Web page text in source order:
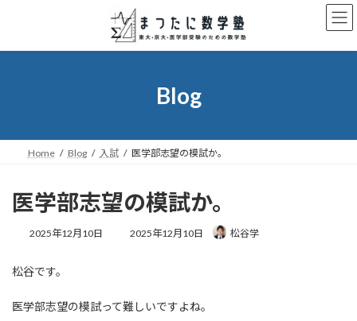
ン
ー
Blog
Home Blog 入試 医学部志望の模試か。
医学部志望の模試か。
2025年12月10日
最
時
:
2025年12月10日 松谷学
松谷です。
医学部志望の模試って難しいですよね。